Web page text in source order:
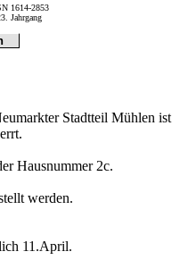
Stadtteil Mühlen ist
Hausnummer 2c.
werden.
11.April.
1614-2853
Jahrgang